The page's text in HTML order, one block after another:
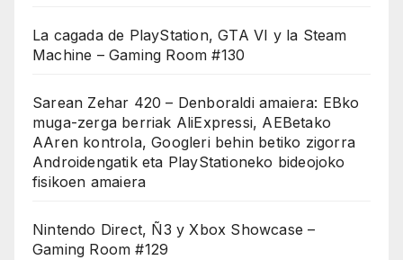
La cagada de PlayStation, GTA VI y la Steam
Machine – Gaming Room #130
Sarean Zehar 420 – Denboraldi amaiera: EBko
muga-zerga berriak AliExpressi, AEBetako
AAren kontrola, Googleri behin betiko zigorra
Androidengatik eta PlayStationeko bideojoko
fisikoen amaiera
Nintendo Direct, Ñ3 y Xbox Showcase –
Gaming Room #129